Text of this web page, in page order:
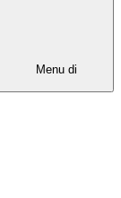
Menu di